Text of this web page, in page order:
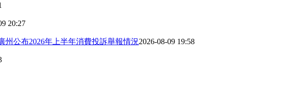
20:27
州公布2026年上半年消費投訴舉報情況2026-08-09 19:58